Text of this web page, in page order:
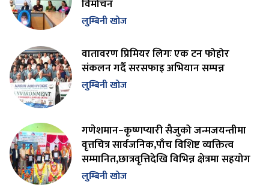
विमोचन
लुम्बिनी खोज
वातावरण प्रिमियर लिगः एक टन फोहोर
संकलन गर्दै सरसफाइ अभियान सम्पन्न
लुम्बिनी खोज
गणेशमान–कृष्णप्यारी सैजुको जन्मजयन्तीमा
वृत्तचित्र सार्वजनिक,पाँच विशिष्ट व्यक्तित्व
सम्मानित,छात्रवृत्तिदेखि विभिन्न क्षेत्रमा सहयोग
लुम्बिनी खोज